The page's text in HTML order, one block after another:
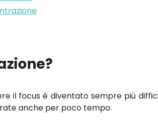
il focus è diventato sempre più
anche per poco tempo.